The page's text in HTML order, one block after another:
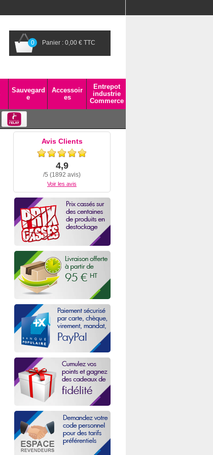
0 Panier : 0,00 € TTC
Sauvegard
e
Accessoir
es
Entrepot
industrie
Commerce
Avis Clients
4,9
/5 (1892 avis)
Voir les avis